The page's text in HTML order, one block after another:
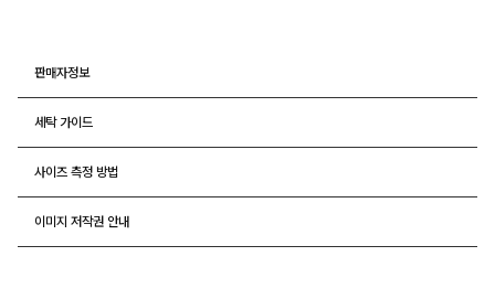
판매자정보
세탁 가이드
사이즈 측정 방법
이미지 저작권 안내